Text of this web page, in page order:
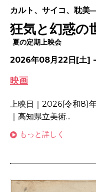
カルト、サイコ、耽美
狂気と幻惑の
夏の定期上映会
2026年08月22日[土]
映画
上映日｜2026(令和8)
｜高知県立美術...
もっと詳しく